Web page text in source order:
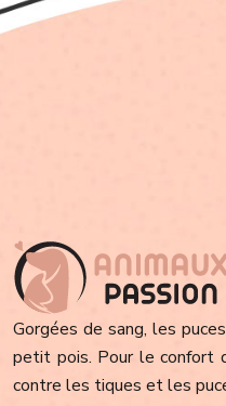
Gorgées de sang, les
petit pois. Pour le confort
contre les tiques et les